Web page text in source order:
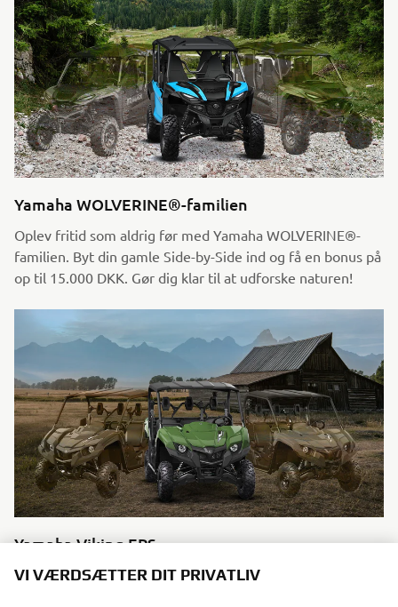
Yamaha WOLVERINE®-familien
Oplev fritid som aldrig før med Yamaha WOLVERINE®-
familien. Byt din gamle Side-by-Side ind og få en bonus på
op til 15.000 DKK. Gør dig klar til at udforske naturen!
Yamaha Viking EPS
Var der nogen, der sagde "arbejd smartere ikke hårdere"?
VI VÆRDSÆTTER DIT PRIVATLIV